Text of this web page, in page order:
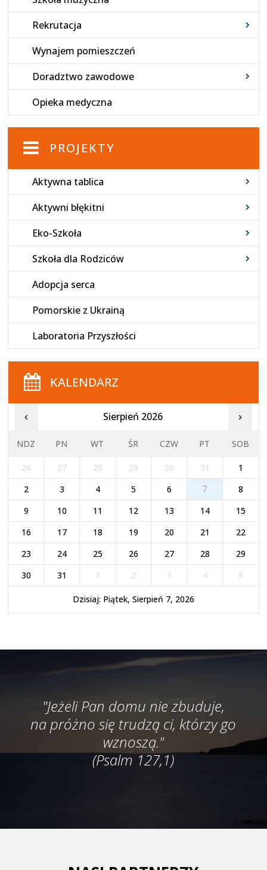
Rekrutacja
Wynajem pomieszczeń
Doradztwo zawodowe
Opieka medyczna
PROJEKTY
Aktywna tablica
Aktywni błękitni
Eko-Szkoła
Szkoła dla Rodziców
Adopcja serca
Pomorskie z Ukrainą
Laboratoria Przyszłości
KALENDARZ
‹ Sierpień 2026 ›
NDZ PN WT ŚR CZW PT SOB
26 27 28 29 30 31
1
2
3 4 5 6 7
8
9
10 11 12 13 14
15
16
17 18 19 20 21
22
23
24 25 26 27 28
29
30
31 1 2 3 4 5
Dzisiaj: Piątek, Sierpień 7, 2026
"Jeżeli Pan domu nie zbuduje,
na próżno się trudzą ci, którzy go
wznoszą."
(Psalm 127,1)